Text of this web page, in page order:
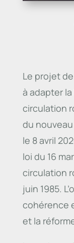
Le projet
à adapter
circulation
du
le 8 avril
loi du 16
circulation
juin 1985.
cohérence
et la